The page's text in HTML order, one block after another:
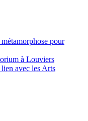
pour
à Louviers
avec les Arts